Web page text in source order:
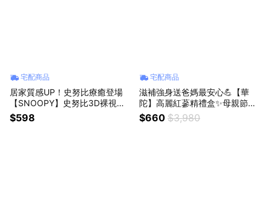
宅配商品
居家質感UP！史努比療癒登場
【SNOOPY】史努比3D裸視設
計超薄吸水止滑墊2入組 🌟瞬間
吸水🌟史努比控🌟科技皮革 (SH
$598
宅配商品
滋補強身送爸媽最安心💪【華
陀】高麗紅蔘精禮盒✨母親節禮
物✨高麗紅蔘精✨禮盒✨補氣養
身✨滋補強身✨長輩禮推薦✨人
$660 $3,980